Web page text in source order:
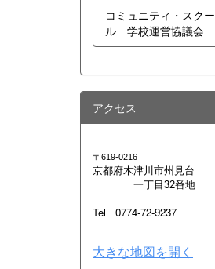
コミュニティ・スクー
ル 学校運営協議会
アクセス
〒619-0216
京都府木津川市州見台
一丁目32番地
Tel 0774-72-9237
大きな地図を開く